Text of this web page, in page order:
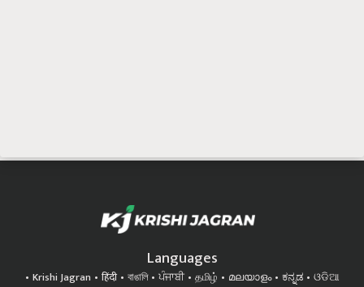
Languages
Krishi Jagran हिंदी বাঙালি ਪੰਜਾਬੀ தமிழ் മലയാളം ಕನ್ನಡ
ଓଡିଆ